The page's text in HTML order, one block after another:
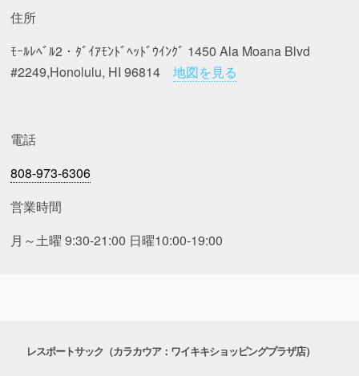
住所
ﾓｰﾙﾚﾍﾞﾙ2・ﾀﾞｲｱﾓﾝﾄﾞﾍｯﾄﾞｳｲﾝｸﾞ 1450 Ala Moana Blvd
#2249,Honolulu, HI 96814地図を見る
電話
808-973-6306
営業時間
月～土曜 9:30-21:00 日曜10:00-19:00
レスポートサック（カラカウア：ワイキキショッピングプラザ店）